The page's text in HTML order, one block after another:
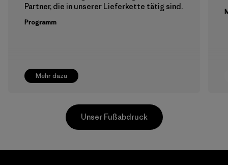
Mehr dazu
Partner, die in unserer Lieferkette tätig sind.
Programm
Unser Fußabdruck